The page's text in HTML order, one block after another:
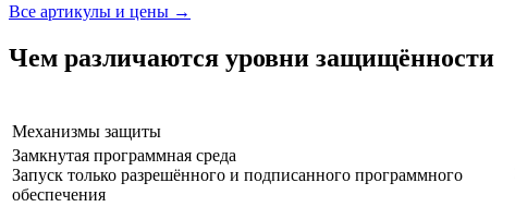
Все артикулы и цены →
Чем различаются уровни защищённости
Механизмы защиты
Замкнутая программная среда
Запуск только разрешённого и подписанного программного
обеспечения